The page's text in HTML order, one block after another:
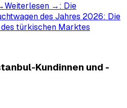
Weiterlesen →: Die
des Jahres 2026: Die
türkischen Marktes
Kundinnen und -